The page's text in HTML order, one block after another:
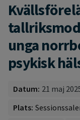
unga
psykisk
Datum: 21 maj
Plats: